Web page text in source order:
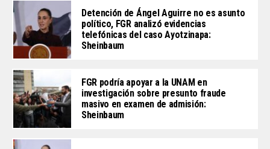
Detención de Ángel Aguirre no es asunto
político, FGR analizó evidencias
telefónicas del caso Ayotzinapa:
Sheinbaum
FGR podría apoyar a la UNAM en
investigación sobre presunto fraude
masivo en examen de admisión:
Sheinbaum